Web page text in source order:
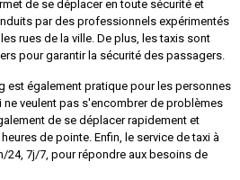
de se déplacer en toute sécurité et
par des professionnels expérimentés
rues de la ville. De plus, les taxis sont
pour garantir la sécurité des passagers.
est également pratique pour les personnes
veulent pas s'encombrer de problèmes
de se déplacer rapidement et
de pointe. Enfin, le service de taxi à
7j/7, pour répondre aux besoins de